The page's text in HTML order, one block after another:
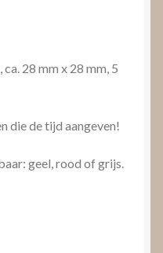
28 mm x 28 mm, 5
die de tijd aangeven!
geel, rood of grijs.